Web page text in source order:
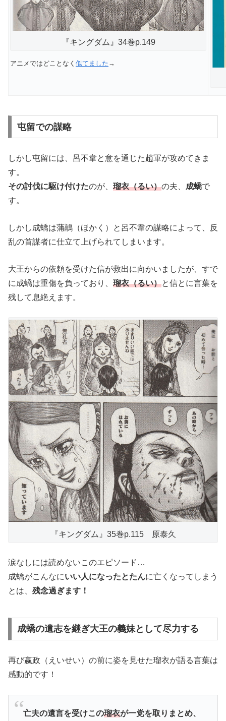
『キングダム』34巻p.149
アニメではどことなく 似てました →
屯留での謀略
しかし屯留には、呂不韋と意を通じた趙軍が攻めてきま
す。
その討伐に駆け付けたのが、 瑠衣（るい）の夫、 成蟜で
す。
しかし成蟜は蒲鶮（ほかく）と呂不韋の謀略によって、反
乱の首謀者に仕立て上げられてしまいます。
大王からの依頼を受けた信が救出に向かいましたが、すで
に成蟜は重傷を負っており、 瑠衣（るい）と信とに言葉を
残して息絶えます。
『キングダム』35巻p.115 原泰久
涙なしには読めないこのエピソード…
成蟜がこんなにいい人になったとたんに亡くなってしまう
とは、 残念過ぎます！
成蟜の遺志を継ぎ大王の義妹として尽力する
再び嬴政（えいせい）の前に姿を見せた瑠衣が語る言葉は
感動的です！
亡夫の遺言を受けこの瑠衣が一党を取りまとめ、